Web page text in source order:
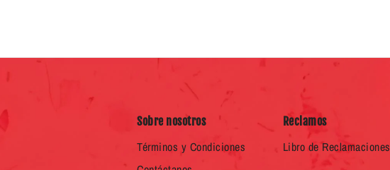
Sobre nosotros
Términos y Condiciones
Reclamos
Libro de Reclamaciones